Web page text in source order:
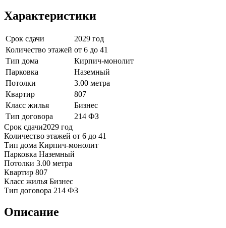
Характеристики
Срок сдачи
2029 год
Количество этажей от 6 до 41
Тип дома
Кирпич-монолит
Парковка
Наземный
Потолки
3.00 метра
Квартир
807
Класс жилья
Бизнес
Тип договора
214 ФЗ
Срок сдачи2029 год
Количество этажей от 6 до 41
Тип дома Кирпич-монолит
Парковка Наземный
Потолки 3.00 метра
Квартир 807
Класс жилья Бизнес
Тип договора 214 ФЗ
Описание